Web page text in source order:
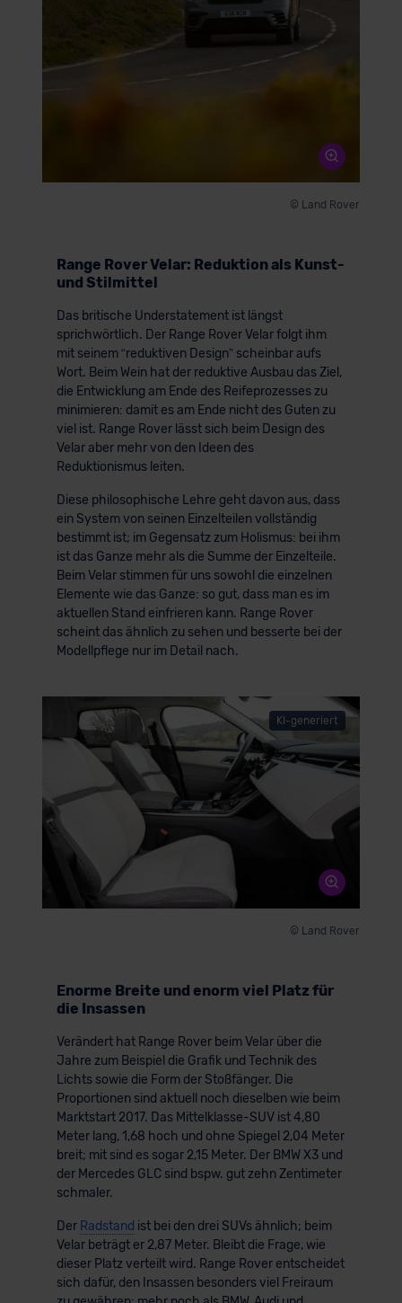
© Land Rover
Range Rover Velar: Reduktion als Kunst-
und Stilmittel
Das britische Understatement ist längst
sprichwörtlich. Der Range Rover Velar folgt ihm
mit seinem “reduktiven Design” scheinbar aufs
Wort. Beim Wein hat der reduktive Ausbau das Ziel,
die Entwicklung am Ende des Reifeprozesses zu
minimieren: damit es am Ende nicht des Guten zu
viel ist. Range Rover lässt sich beim Design des
Velar aber mehr von den Ideen des
Reduktionismus leiten.
Diese philosophische Lehre geht davon aus, dass
ein System von seinen Einzelteilen vollständig
bestimmt ist; im Gegensatz zum Holismus: bei ihm
ist das Ganze mehr als die Summe der Einzelteile.
Beim Velar stimmen für uns sowohl die einzelnen
Elemente wie das Ganze: so gut, dass man es im
aktuellen Stand einfrieren kann. Range Rover
scheint das ähnlich zu sehen und besserte bei der
Modellpflege nur im Detail nach.
KI-generiert
© Land Rover
Enorme Breite und enorm viel Platz für
die Insassen
Verändert hat Range Rover beim Velar über die
Jahre zum Beispiel die Grafik und Technik des
Lichts sowie die Form der Stoßfänger. Die
Proportionen sind aktuell noch dieselben wie beim
Marktstart 2017. Das Mittelklasse-SUV ist 4,80
Meter lang, 1,68 hoch und ohne Spiegel 2,04 Meter
breit; mit sind es sogar 2,15 Meter. Der BMW X3 und
der Mercedes GLC sind bspw. gut zehn Zentimeter
schmaler.
Der Radstand ist bei den drei SUVs ähnlich; beim
Velar beträgt er 2,87 Meter. Bleibt die Frage, wie
dieser Platz verteilt wird. Range Rover entscheidet
sich dafür, den Insassen besonders viel Freiraum